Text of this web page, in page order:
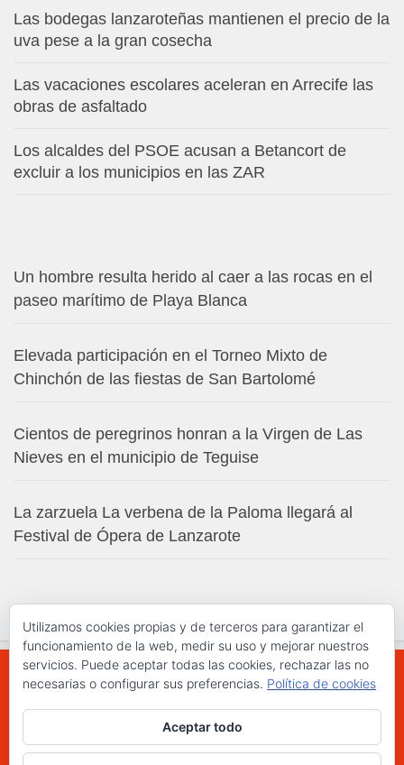
Las bodegas lanzaroteñas mantienen el precio de la
uva pese a la gran cosecha
Las vacaciones escolares aceleran en Arrecife las
obras de asfaltado
Los alcaldes del PSOE acusan a Betancort de
excluir a los municipios en las ZAR
Un hombre resulta herido al caer a las rocas en el
paseo marítimo de Playa Blanca
Elevada participación en el Torneo Mixto de
Chinchón de las fiestas de San Bartolomé
Cientos de peregrinos honran a la Virgen de Las
Nieves en el municipio de Teguise
La zarzuela La verbena de la Paloma llegará al
Festival de Ópera de Lanzarote
WWW.ELCHAPLON.COM © 2026. Todos los
derechos reservados.
Utilizamos cookies propias y de terceros para garantizar el
funcionamiento de la web, medir su uso y mejorar nuestros
servicios. Puede aceptar todas las cookies, rechazar las no
necesarias o configurar sus preferencias. Política de cookies
Aceptar todo